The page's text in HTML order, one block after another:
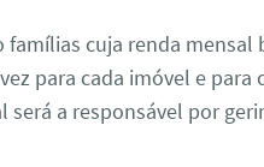
cuja renda mensal
para cada imóvel e para
será a responsável por